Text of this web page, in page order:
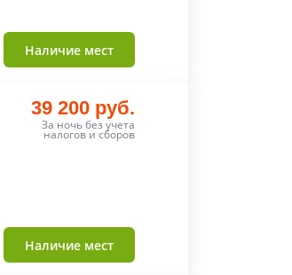
Наличие мест
39 200 руб.
За ночь без учета
налогов и сборов
Наличие мест